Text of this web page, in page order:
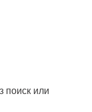
поиск или